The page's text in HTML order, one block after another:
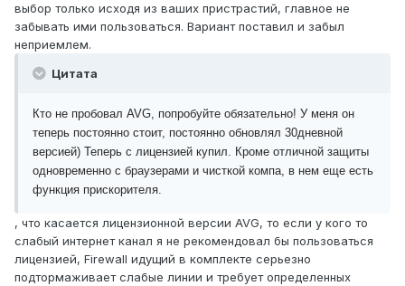
выбор только исходя из ваших пристрастий, главное не
забывать ими пользоваться. Вариант поставил и забыл
неприемлем.
Цитата
Кто не пробовал AVG, попробуйте обязательно! У меня он
теперь постоянно стоит, постоянно обновлял 30дневной
версией) Теперь с лицензией купил. Кроме отличной защиты
одновременно с браузерами и чисткой компа, в нем еще есть
функция прискорителя.
, что касается лицензионной версии AVG, то если у кого то
слабый интернет канал я не рекомендовал бы пользоваться
лицензией, Firewall идущий в комплекте серьезно
подтормаживает слабые линии и требует определенных